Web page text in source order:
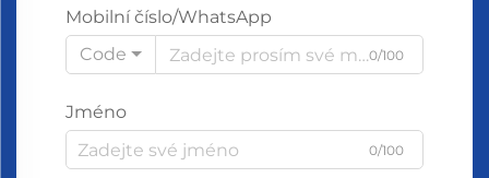
Mobilní číslo/WhatsApp
Code
0/100
Jméno
0/100